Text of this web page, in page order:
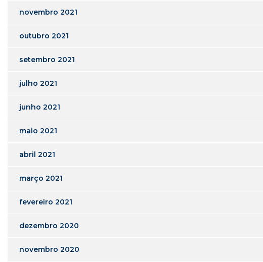
novembro 2021
outubro 2021
setembro 2021
julho 2021
junho 2021
maio 2021
abril 2021
março 2021
fevereiro 2021
dezembro 2020
novembro 2020